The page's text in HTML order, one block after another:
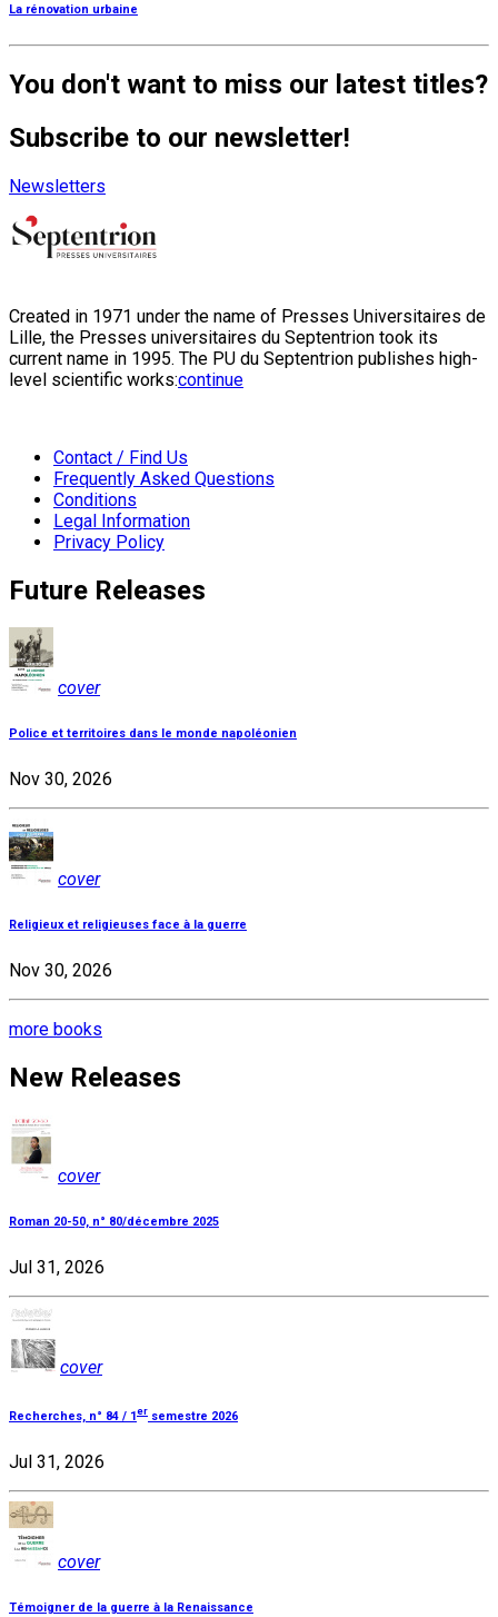
La rénovation urbaine
You don't want to miss our latest titles?
Subscribe to our newsletter!
Newsletters
Created in 1971 under the name of Presses Universitaires de
Lille, the Presses universitaires du Septentrion took its
current name in 1995. The PU du Septentrion publishes high-
level scientific works:continue
Contact / Find Us
Frequently Asked Questions
Conditions
Legal Information
Privacy Policy
Future Releases
cover
Police et territoires dans le monde napoléonien
Nov 30, 2026
cover
Religieux et religieuses face à la guerre
Nov 30, 2026
more books
New Releases
cover
Roman 20-50, n° 80/décembre 2025
Jul 31, 2026
cover
Recherches, n° 84 / 1er semestre 2026
Jul 31, 2026
cover
Témoigner de la guerre à la Renaissance